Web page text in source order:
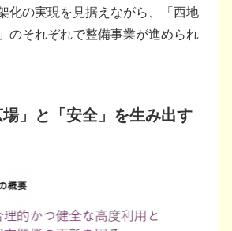
化の実現を見据えながら、「西地
のそれぞれで整備事業が進められ
」と「安全」を生み出す